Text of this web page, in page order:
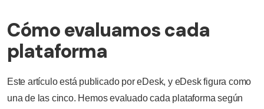
Cómo evaluamos cada
plataforma
Este artículo está publicado por eDesk, y eDesk figura como
una de las cinco. Hemos evaluado cada plataforma según